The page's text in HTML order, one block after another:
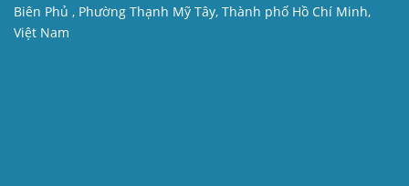
Biên Phủ , Phường Thạnh Mỹ Tây, Thành phố Hồ Chí Minh,
Việt Nam